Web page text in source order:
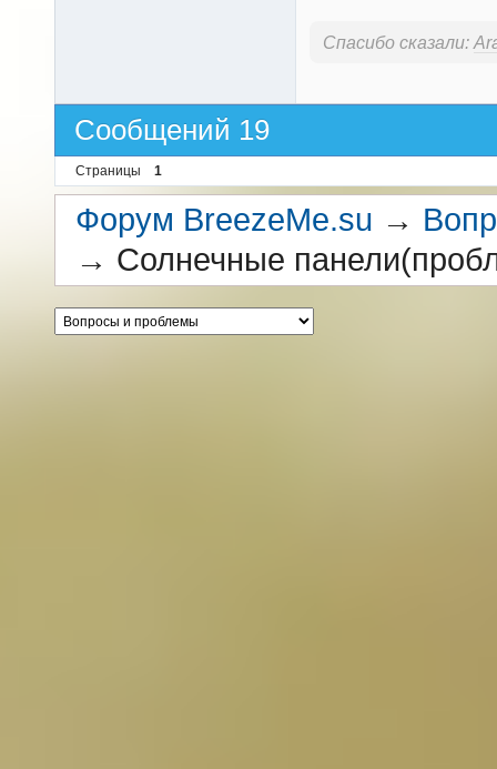
Спасибо сказали:
Сообщений 19
Страницы 1
Форум BreezeMe.su →
→ Солнечные